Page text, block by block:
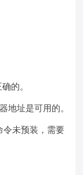
的。
地址是可用的。
令未预装，需要